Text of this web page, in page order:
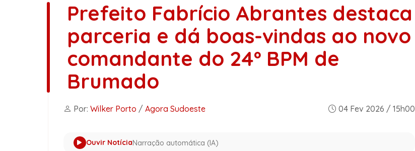
Prefeito Fabrício Abrantes destaca
parceria e dá boas-vindas ao novo
comandante do 24º BPM de
Brumado
Por: Wilker Porto / Agora Sudoeste 04 Fev 2026 / 15h00
Ouvir NotíciaNarração automática (IA)